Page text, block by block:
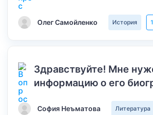
Олег Самойленко История
Здравствуйте! Мне
информацию о его
София Неъматова Литература